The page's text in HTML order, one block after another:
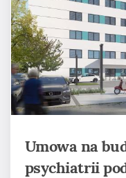
Umowa na
psychiatrii